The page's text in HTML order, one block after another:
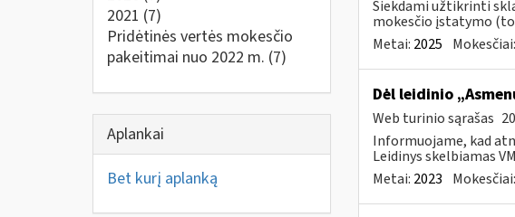
2021 (7)
Pridėtinės vertės mokesčio
pakeitimai nuo 2022 m. (7)
Aplankai
Bet kurį aplanką
Siekdami užtikrinti
mokesčio įstatymo
Metai: 2025 Mokesčiai:
Dėl leidinio
Web turinio sąrašas
Informuojame, kad
Leidinys skelbiamas
Metai: 2023 Mokesčiai: